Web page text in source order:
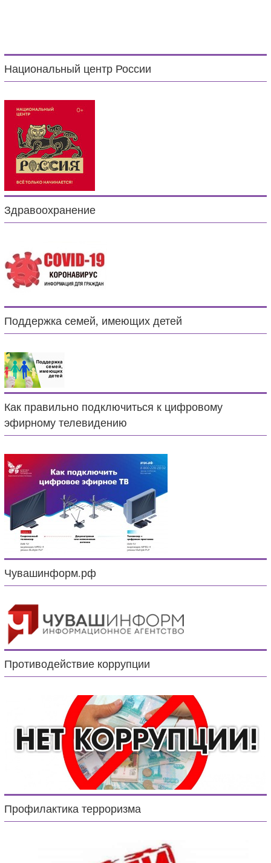
Национальный центр России
Здравоохранение
Поддержка семей, имеющих детей
Как правильно подключиться к цифровому
эфирному телевидению
Чувашинформ.рф
Противодействие коррупции
Профилактика терроризма